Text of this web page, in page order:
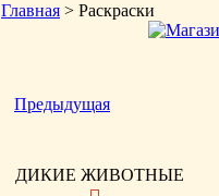
Главная > Раскраски
Предыдущая
ДИКИЕ ЖИВОТНЫЕ